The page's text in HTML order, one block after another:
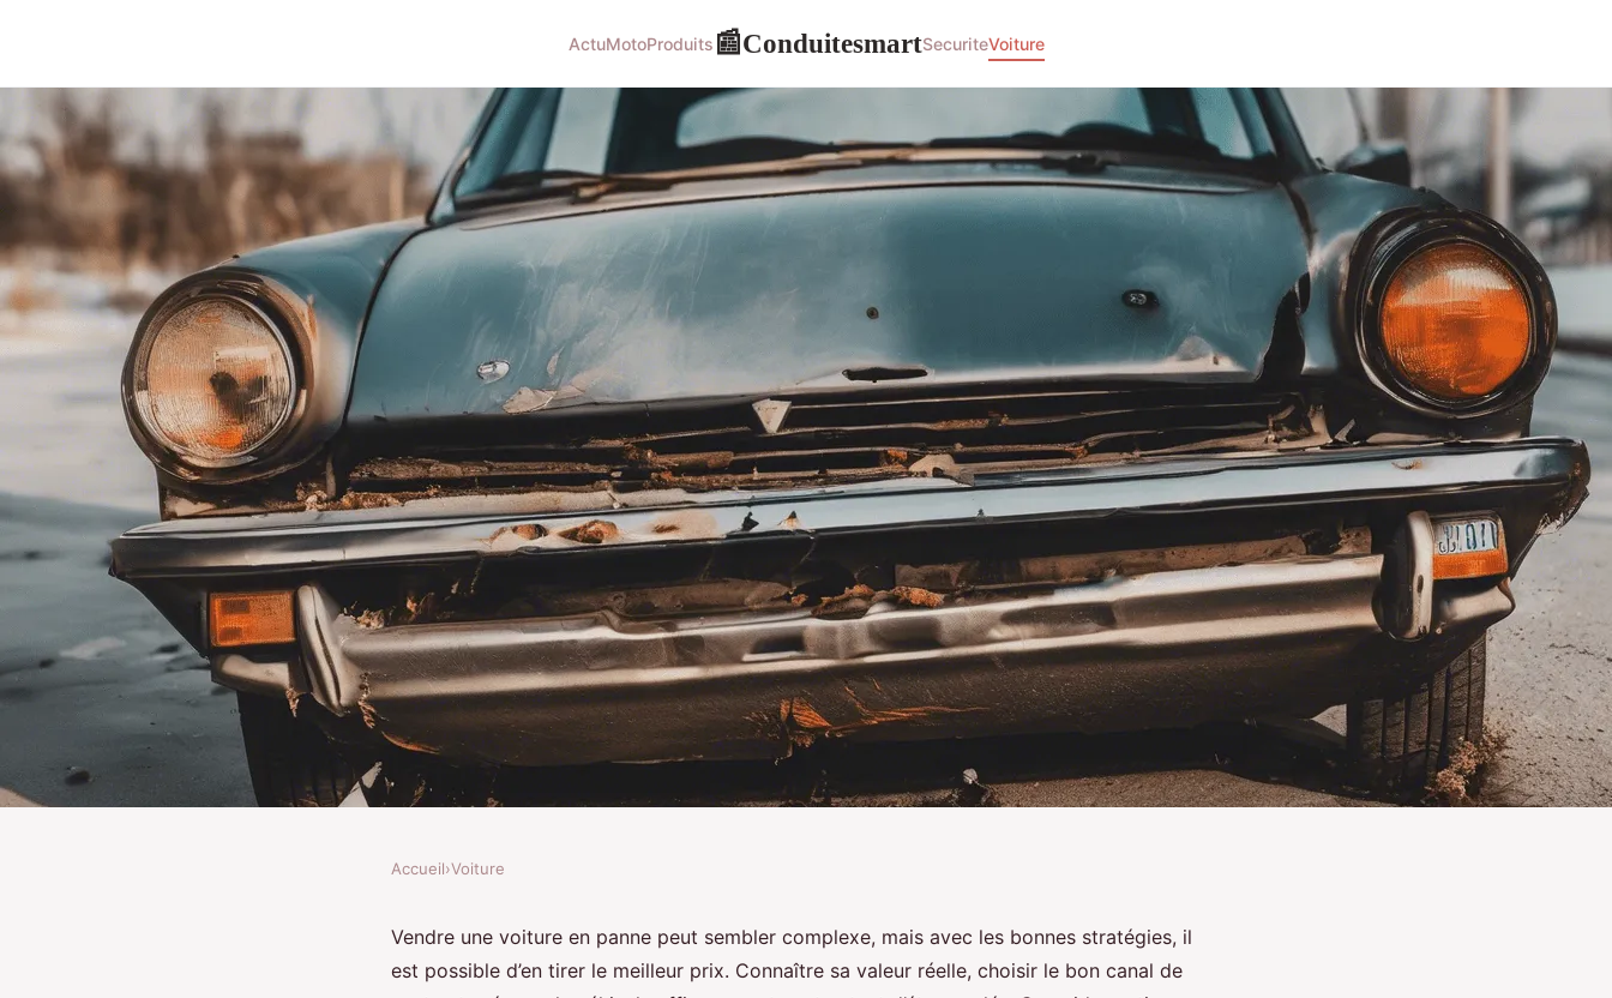
ActuMotoProduits 📰ConduitesmartSecuriteVoiture
Comment vendre une voiture en panne :
Accueil›Voiture
Vendre une voiture en panne peut sembler complexe, mais avec les bonnes stratégies, il
est possible d’en tirer le meilleur prix. Connaître sa valeur réelle, choisir le bon canal de